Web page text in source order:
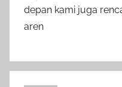
depan kami juga
aren